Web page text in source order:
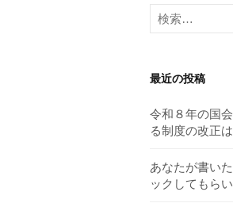
検
索:
最近の投稿
令和８年の国
る制度の改正
あなたが書い
ックしてもら